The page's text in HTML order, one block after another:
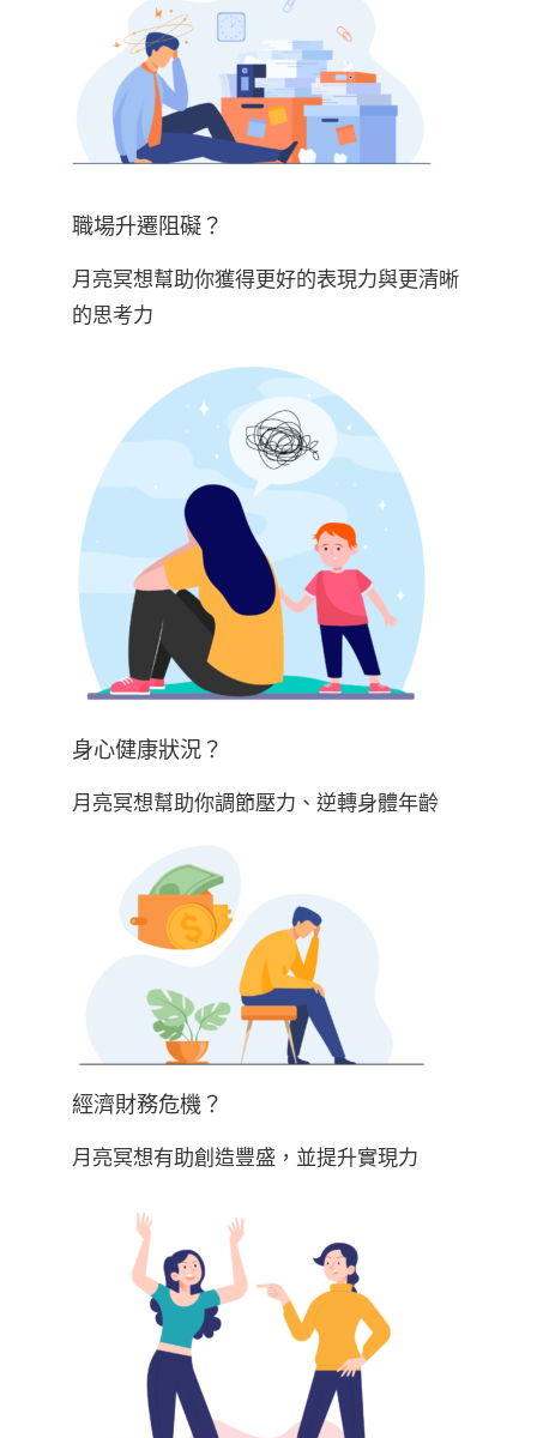
職場升遷阻礙？
月亮冥想幫助你獲得更好的表現力與更清晰
的思考力
身心健康狀況？
月亮冥想幫助你調節壓力、逆轉身體年齡
經濟財務危機？
月亮冥想有助創造豐盛，並提升實現力